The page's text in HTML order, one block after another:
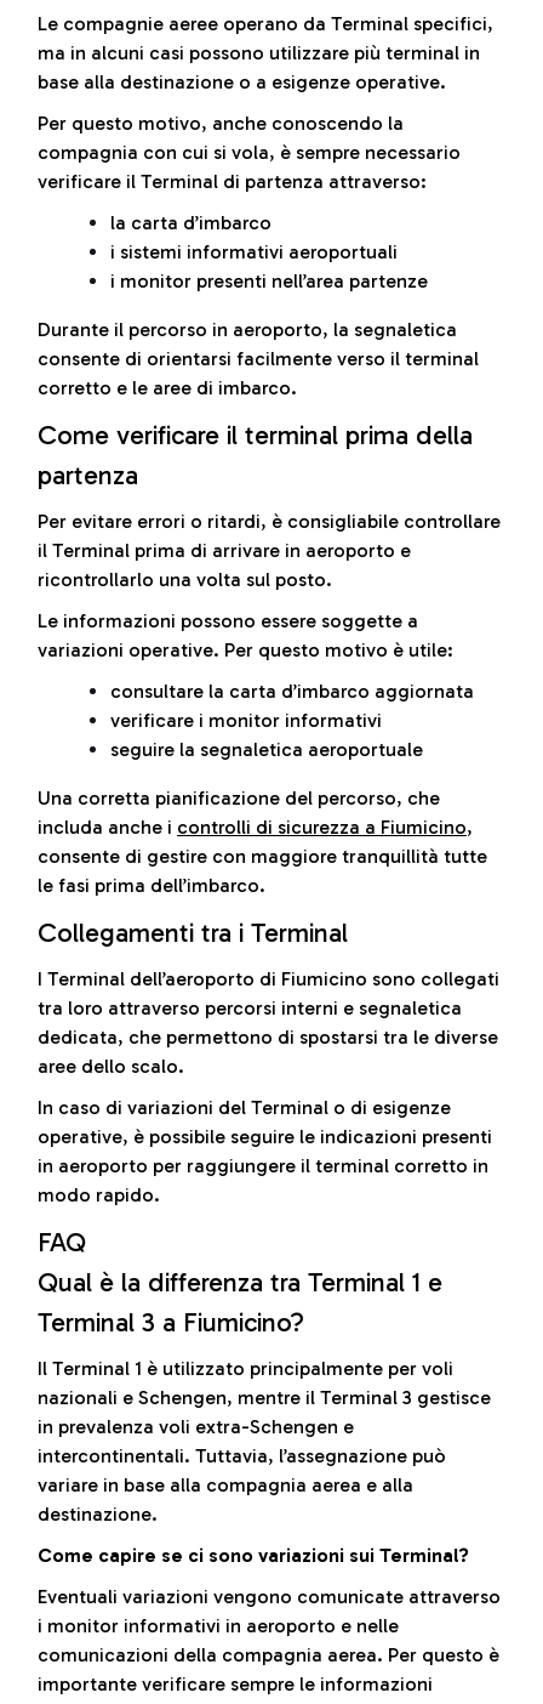
Le compagnie aeree operano da Terminal specifici,
ma in alcuni casi possono utilizzare più terminal in
base alla destinazione o a esigenze operative.
Per questo motivo, anche conoscendo la
compagnia con cui si vola, è sempre necessario
verificare il Terminal di partenza attraverso:
la carta d’imbarco
i sistemi informativi aeroportuali
i monitor presenti nell’area partenze
Durante il percorso in aeroporto, la segnaletica
consente di orientarsi facilmente verso il terminal
corretto e le aree di imbarco.
Come verificare il terminal prima della
partenza
Per evitare errori o ritardi, è consigliabile controllare
il Terminal prima di arrivare in aeroporto e
ricontrollarlo una volta sul posto.
Le informazioni possono essere soggette a
variazioni operative. Per questo motivo è utile:
consultare la carta d’imbarco aggiornata
verificare i monitor informativi
seguire la segnaletica aeroportuale
Una corretta pianificazione del percorso, che
includa anche i controlli di sicurezza a Fiumicino,
consente di gestire con maggiore tranquillità tutte
le fasi prima dell’imbarco.
Collegamenti tra i Terminal
I Terminal dell’aeroporto di Fiumicino sono collegati
tra loro attraverso percorsi interni e segnaletica
dedicata, che permettono di spostarsi tra le diverse
aree dello scalo.
In caso di variazioni del Terminal o di esigenze
operative, è possibile seguire le indicazioni presenti
in aeroporto per raggiungere il terminal corretto in
modo rapido.
FAQ
Qual è la differenza tra Terminal 1 e
Terminal 3 a Fiumicino?
Il Terminal 1 è utilizzato principalmente per voli
nazionali e Schengen, mentre il Terminal 3 gestisce
in prevalenza voli extra-Schengen e
intercontinentali. Tuttavia, l’assegnazione può
variare in base alla compagnia aerea e alla
destinazione.
Come capire se ci sono variazioni sui Terminal?
Eventuali variazioni vengono comunicate attraverso
i monitor informativi in aeroporto e nelle
comunicazioni della compagnia aerea. Per questo è
importante verificare sempre le informazioni